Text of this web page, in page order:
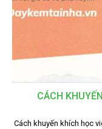
CÁCH
Cách khuyến khích học